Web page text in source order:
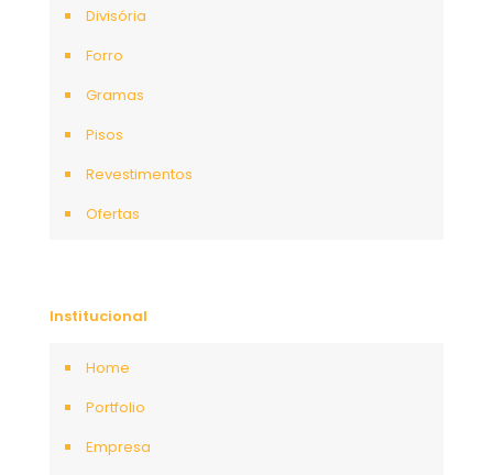
Divisória
Forro
Gramas
Pisos
Revestimentos
Ofertas
Institucional
Home
Portfolio
Empresa